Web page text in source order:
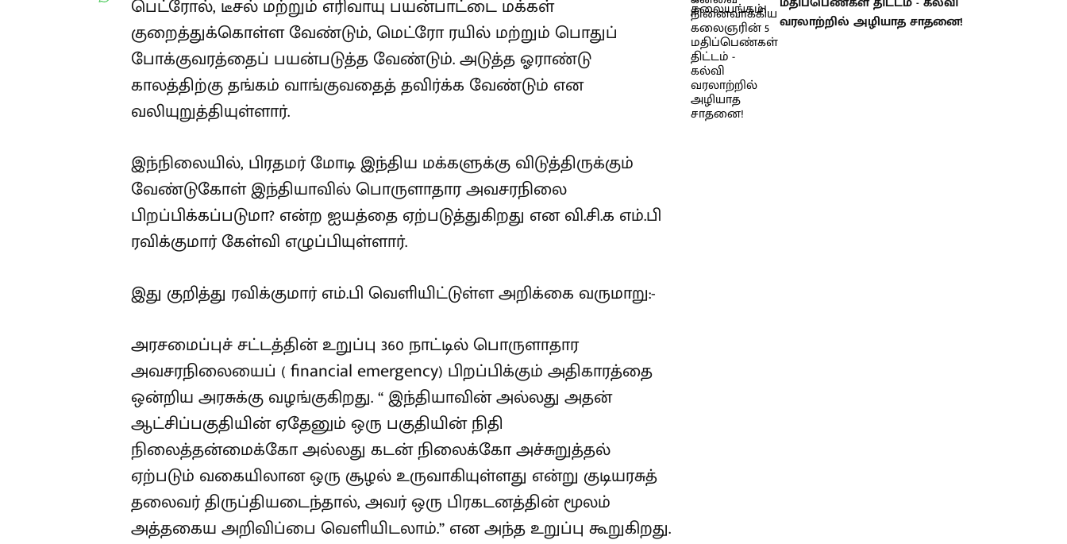
பெட்ரோல், டீசல் மற்றும் எரிவாயு பயன்பாட்டை மக்கள்
குறைத்துக்கொள்ள வேண்டும், மெட்ரோ ரயில் மற்றும் பொதுப்
போக்குவரத்தைப் பயன்படுத்த வேண்டும். அடுத்த ஓராண்டு
காலத்திற்கு தங்கம் வாங்குவதைத் தவிர்க்க வேண்டும் என
வலியுறுத்தியுள்ளார்.
இந்நிலையில், பிரதமர் மோடி இந்திய மக்களுக்கு விடுத்திருக்கும்
வேண்டுகோள் இந்தியாவில் பொருளாதார அவசரநிலை
பிறப்பிக்கப்படுமா? என்ற ஐயத்தை ஏற்படுத்துகிறது என வி.சி.க எம்.பி
ரவிக்குமார் கேள்வி எழுப்பியுள்ளார்.
இது குறித்து ரவிக்குமார் எம்.பி வெளியிட்டுள்ள அறிக்கை வருமாறு:-
அரசமைப்புச் சட்டத்தின் உறுப்பு 360 நாட்டில் பொருளாதார
அவசரநிலையைப் ( financial emergency) பிறப்பிக்கும் அதிகாரத்தை
ஒன்றிய அரசுக்கு வழங்குகிறது. “ இந்தியாவின் அல்லது அதன்
ஆட்சிப்பகுதியின் ஏதேனும் ஒரு பகுதியின் நிதி
நிலைத்தன்மைக்கோ அல்லது கடன் நிலைக்கோ அச்சுறுத்தல்
ஏற்படும் வகையிலான ஒரு சூழல் உருவாகியுள்ளது என்று குடியரசுத்
தலைவர் திருப்தியடைந்தால், அவர் ஒரு பிரகடனத்தின் மூலம்
அத்தகைய அறிவிப்பை வெளியிடலாம்.” என அந்த உறுப்பு கூறுகிறது.
வரலாற்றில் அழியாத சாதனை!